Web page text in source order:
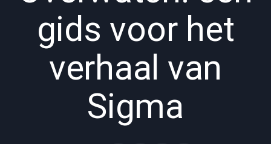
gids voor het
verhaal van
Sigma